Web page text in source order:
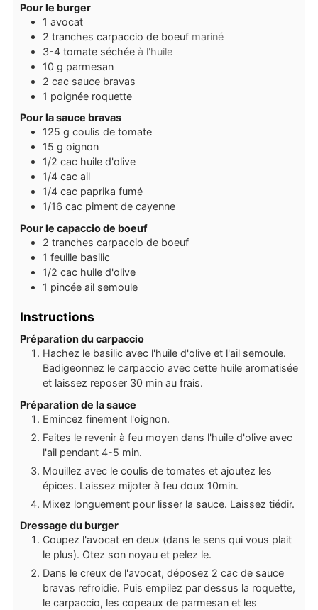
Pour le burger
1 avocat
2 tranches carpaccio de boeuf mariné
3-4 tomate séchée à l'huile
10 g parmesan
2 cac sauce bravas
1 poignée roquette
Pour la sauce bravas
125 g coulis de tomate
15 g oignon
1/2 cac huile d'olive
1/4 cac ail
1/4 cac paprika fumé
1/16 cac piment de cayenne
Pour le capaccio de boeuf
2 tranches carpaccio de boeuf
1 feuille basilic
1/2 cac huile d'olive
1 pincée ail semoule
Instructions
Préparation du carpaccio
Hachez le basilic avec l'huile d'olive et l'ail semoule.
Badigeonnez le carpaccio avec cette huile aromatisée
et laissez reposer 30 min au frais.
Préparation de la sauce
Emincez finement l'oignon.
Faites le revenir à feu moyen dans l'huile d'olive avec
l'ail pendant 4-5 min.
Mouillez avec le coulis de tomates et ajoutez les
épices. Laissez mijoter à feu doux 10min.
Mixez longuement pour lisser la sauce. Laissez tiédir.
Dressage du burger
Coupez l'avocat en deux (dans le sens qui vous plait
le plus). Otez son noyau et pelez le.
Dans le creux de l'avocat, déposez 2 cac de sauce
bravas refroidie. Puis empilez par dessus la roquette,
le carpaccio, les copeaux de parmesan et les